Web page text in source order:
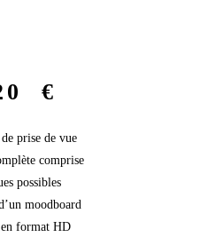
€
prise de vue
comprise
possibles
moodboard
format HD